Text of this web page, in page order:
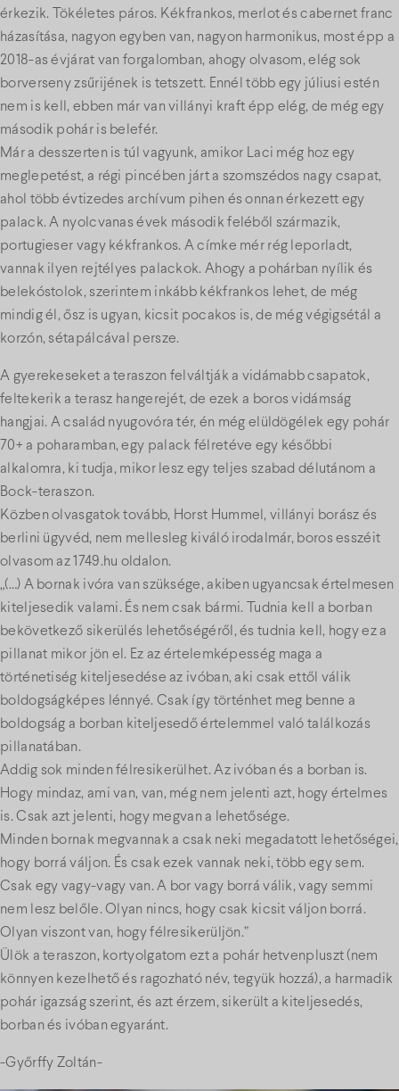
érkezik. Tökéletes páros. Kékfrankos, merlot és cabernet franc
házasítása, nagyon egyben van, nagyon harmonikus, most épp a
2018-as évjárat van forgalomban, ahogy olvasom, elég sok
borverseny zsűrijének is tetszett. Ennél több egy júliusi estén
nem is kell, ebben már van villányi kraft épp elég, de még egy
második pohár is belefér.
Már a desszerten is túl vagyunk, amikor Laci még hoz egy
meglepetést, a régi pincében járt a szomszédos nagy csapat,
ahol több évtizedes archívum pihen és onnan érkezett egy
palack. A nyolcvanas évek második feléből származik,
portugieser vagy kékfrankos. A címke mér rég leporladt,
vannak ilyen rejtélyes palackok. Ahogy a pohárban nyílik és
belekóstolok, szerintem inkább kékfrankos lehet, de még
mindig él, ősz is ugyan, kicsit pocakos is, de még végigsétál a
korzón, sétapálcával persze.
A gyerekeseket a teraszon felváltják a vidámabb csapatok,
feltekerik a terasz hangerejét, de ezek a boros vidámság
hangjai. A család nyugovóra tér, én még elüldögélek egy pohár
70+ a poharamban, egy palack félretéve egy későbbi
alkalomra, ki tudja, mikor lesz egy teljes szabad délutánom a
Bock-teraszon.
Közben olvasgatok tovább, Horst Hummel, villányi borász és
berlini ügyvéd, nem mellesleg kiváló irodalmár, boros esszéit
olvasom az 1749.hu oldalon.
„(…) A bornak ivóra van szüksége, akiben ugyancsak értelmesen
kiteljesedik valami. És nem csak bármi. Tudnia kell a borban
bekövetkező sikerülés lehetőségéről, és tudnia kell, hogy ez a
pillanat mikor jön el. Ez az értelemképesség maga a
történetiség kiteljesedése az ivóban, aki csak ettől válik
boldogságképes lénnyé. Csak így történhet meg benne a
boldogság a borban kiteljesedő értelemmel való találkozás
pillanatában.
Addig sok minden félresikerülhet. Az ivóban és a borban is.
Hogy mindaz, ami van, van, még nem jelenti azt, hogy értelmes
is. Csak azt jelenti, hogy megvan a lehetősége.
Minden bornak megvannak a csak neki megadatott lehetőségei,
hogy borrá váljon. És csak ezek vannak neki, több egy sem.
Csak egy vagy-vagy van. A bor vagy borrá válik, vagy semmi
nem lesz belőle. Olyan nincs, hogy csak kicsit váljon borrá.
Olyan viszont van, hogy félresikerüljön.”
Ülök a teraszon, kortyolgatom ezt a pohár hetvenpluszt (nem
könnyen kezelhető és ragozható név, tegyük hozzá), a harmadik
pohár igazság szerint, és azt érzem, sikerült a kiteljesedés,
borban és ivóban egyaránt.
-Győrffy Zoltán-